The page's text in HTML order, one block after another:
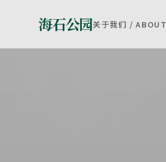
海石公园关于我们 / ABOUT